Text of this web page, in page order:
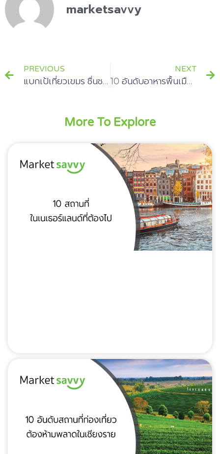
marketsavvy
PREVIOUS
แบกเป้เที่ยวเขมร ชื่นชมธรรมชาติ ดื่มด่ำอารยธรรมห้ามพลาดกับ 10 สุดยอดที่เที่ยวในเขมร
NEXT
10 อันดับอาหารพื้นเมืองของ สวาซิแลนด์
More To Explore